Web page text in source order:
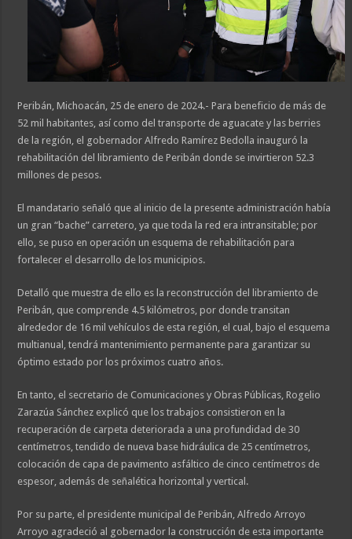
Peribán, Michoacán, 25 de enero de 2024.- Para beneficio de más de
52 mil habitantes, así como del transporte de aguacate y las berries
de la región, el gobernador Alfredo Ramírez Bedolla inauguró la
rehabilitación del libramiento de Peribán donde se invirtieron 52.3
millones de pesos.
El mandatario señaló que al inicio de la presente administración había
un gran “bache” carretero, ya que toda la red era intransitable; por
ello, se puso en operación un esquema de rehabilitación para
fortalecer el desarrollo de los municipios.
Detalló que muestra de ello es la reconstrucción del libramiento de
Peribán, que comprende 4.5 kilómetros, por donde transitan
alrededor de 16 mil vehículos de esta región, el cual, bajo el esquema
multianual, tendrá mantenimiento permanente para garantizar su
óptimo estado por los próximos cuatro años.
En tanto, el secretario de Comunicaciones y Obras Públicas, Rogelio
Zarazúa Sánchez explicó que los trabajos consistieron en la
recuperación de carpeta deteriorada a una profundidad de 30
centímetros, tendido de nueva base hidráulica de 25 centímetros,
colocación de capa de pavimento asfáltico de cinco centímetros de
espesor, además de señalética horizontal y vertical.
Por su parte, el presidente municipal de Peribán, Alfredo Arroyo
Arroyo agradeció al gobernador la construcción de esta importante